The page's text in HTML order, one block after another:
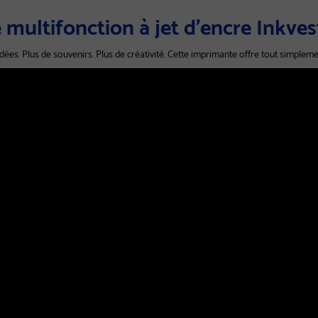
à jet d'encre
Plus de souvenirs. Plus de créativité. Cette imprimante offre tout